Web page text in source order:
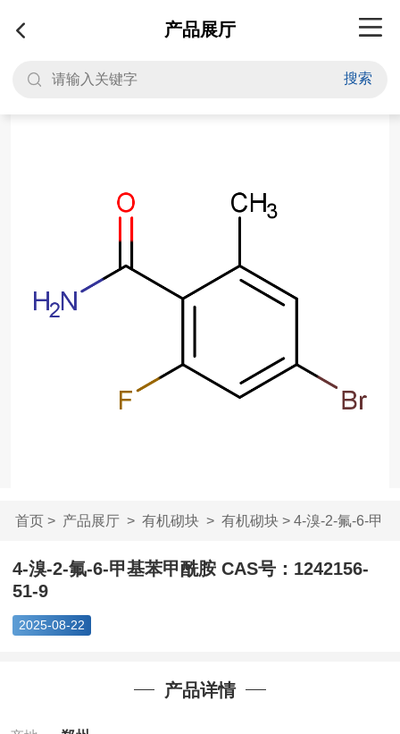
产品展厅
搜索
首页> 产品展厅> 有机砌块> 有机砌块> 4-溴-2-氟-6-甲
基苯甲酰胺 CA...
4-溴-2-氟-6-甲基苯甲酰胺 CAS号：1242156-
51-9
2025-08-22
产品详情